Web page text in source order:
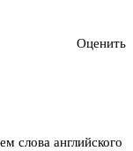
слова английского
Оценить